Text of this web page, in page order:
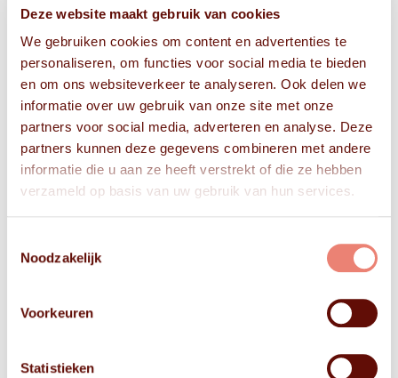
Deze website maakt gebruik van cookies
We gebruiken cookies om content en advertenties te
personaliseren, om functies voor social media te bieden
en om ons websiteverkeer te analyseren. Ook delen we
informatie over uw gebruik van onze site met onze
partners voor social media, adverteren en analyse. Deze
partners kunnen deze gegevens combineren met andere
informatie die u aan ze heeft verstrekt of die ze hebben
verzameld op basis van uw gebruik van hun services.
Noodzakelijk
Voorkeuren
Statistieken